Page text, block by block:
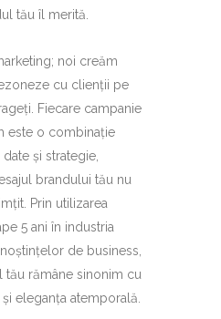
tău îl merită.
noi creăm
cu clienții pe
Fiecare campanie
este o combinație
și strategie,
brandului tău nu
Prin utilizarea
5 ani în industria
de business,
tău rămâne sinonim cu
eleganța atemporală.